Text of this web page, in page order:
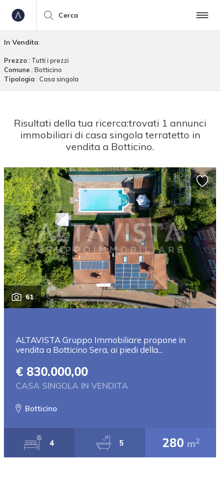
Cerca
In Vendita:
Prezzo: Tutti i prezzi
Comune : Botticino
Tipologia : Casa singola
Risultati della tua ricerca:trovati 1 annunci
immobiliari di casa singola terratetto in
vendita a Botticino.
61
ALTAVISTA Gruppo Immobiliare propone in
vendita a Botticino Sera, ai piedi della...
€ 830.000,00
CASA SINGOLA IN VENDITA
Botticino
4 5 280 m2